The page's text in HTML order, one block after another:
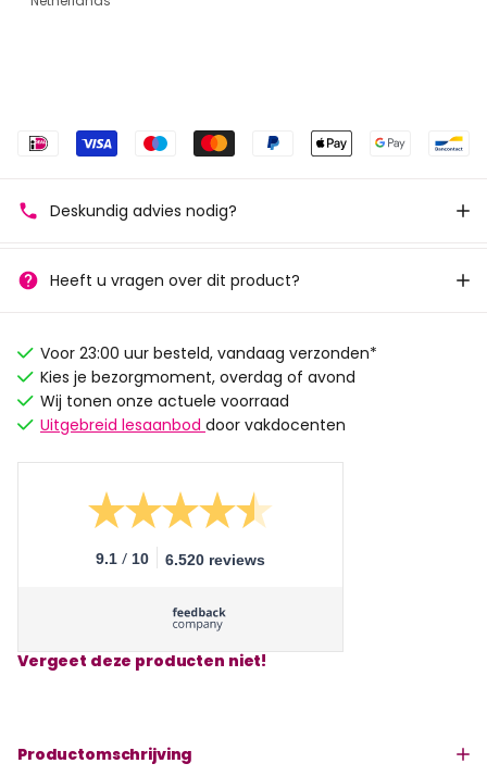
Deskundig advies nodig?
Heeft u vragen over dit product?
Voor 23:00 uur besteld, vandaag verzonden*
Kies je bezorgmoment, overdag of avond
Wij tonen onze actuele voorraad
Uitgebreid lesaanbod door vakdocenten
9.1 / 10 6.520 reviews
Vergeet deze producten niet!
Productomschrijving